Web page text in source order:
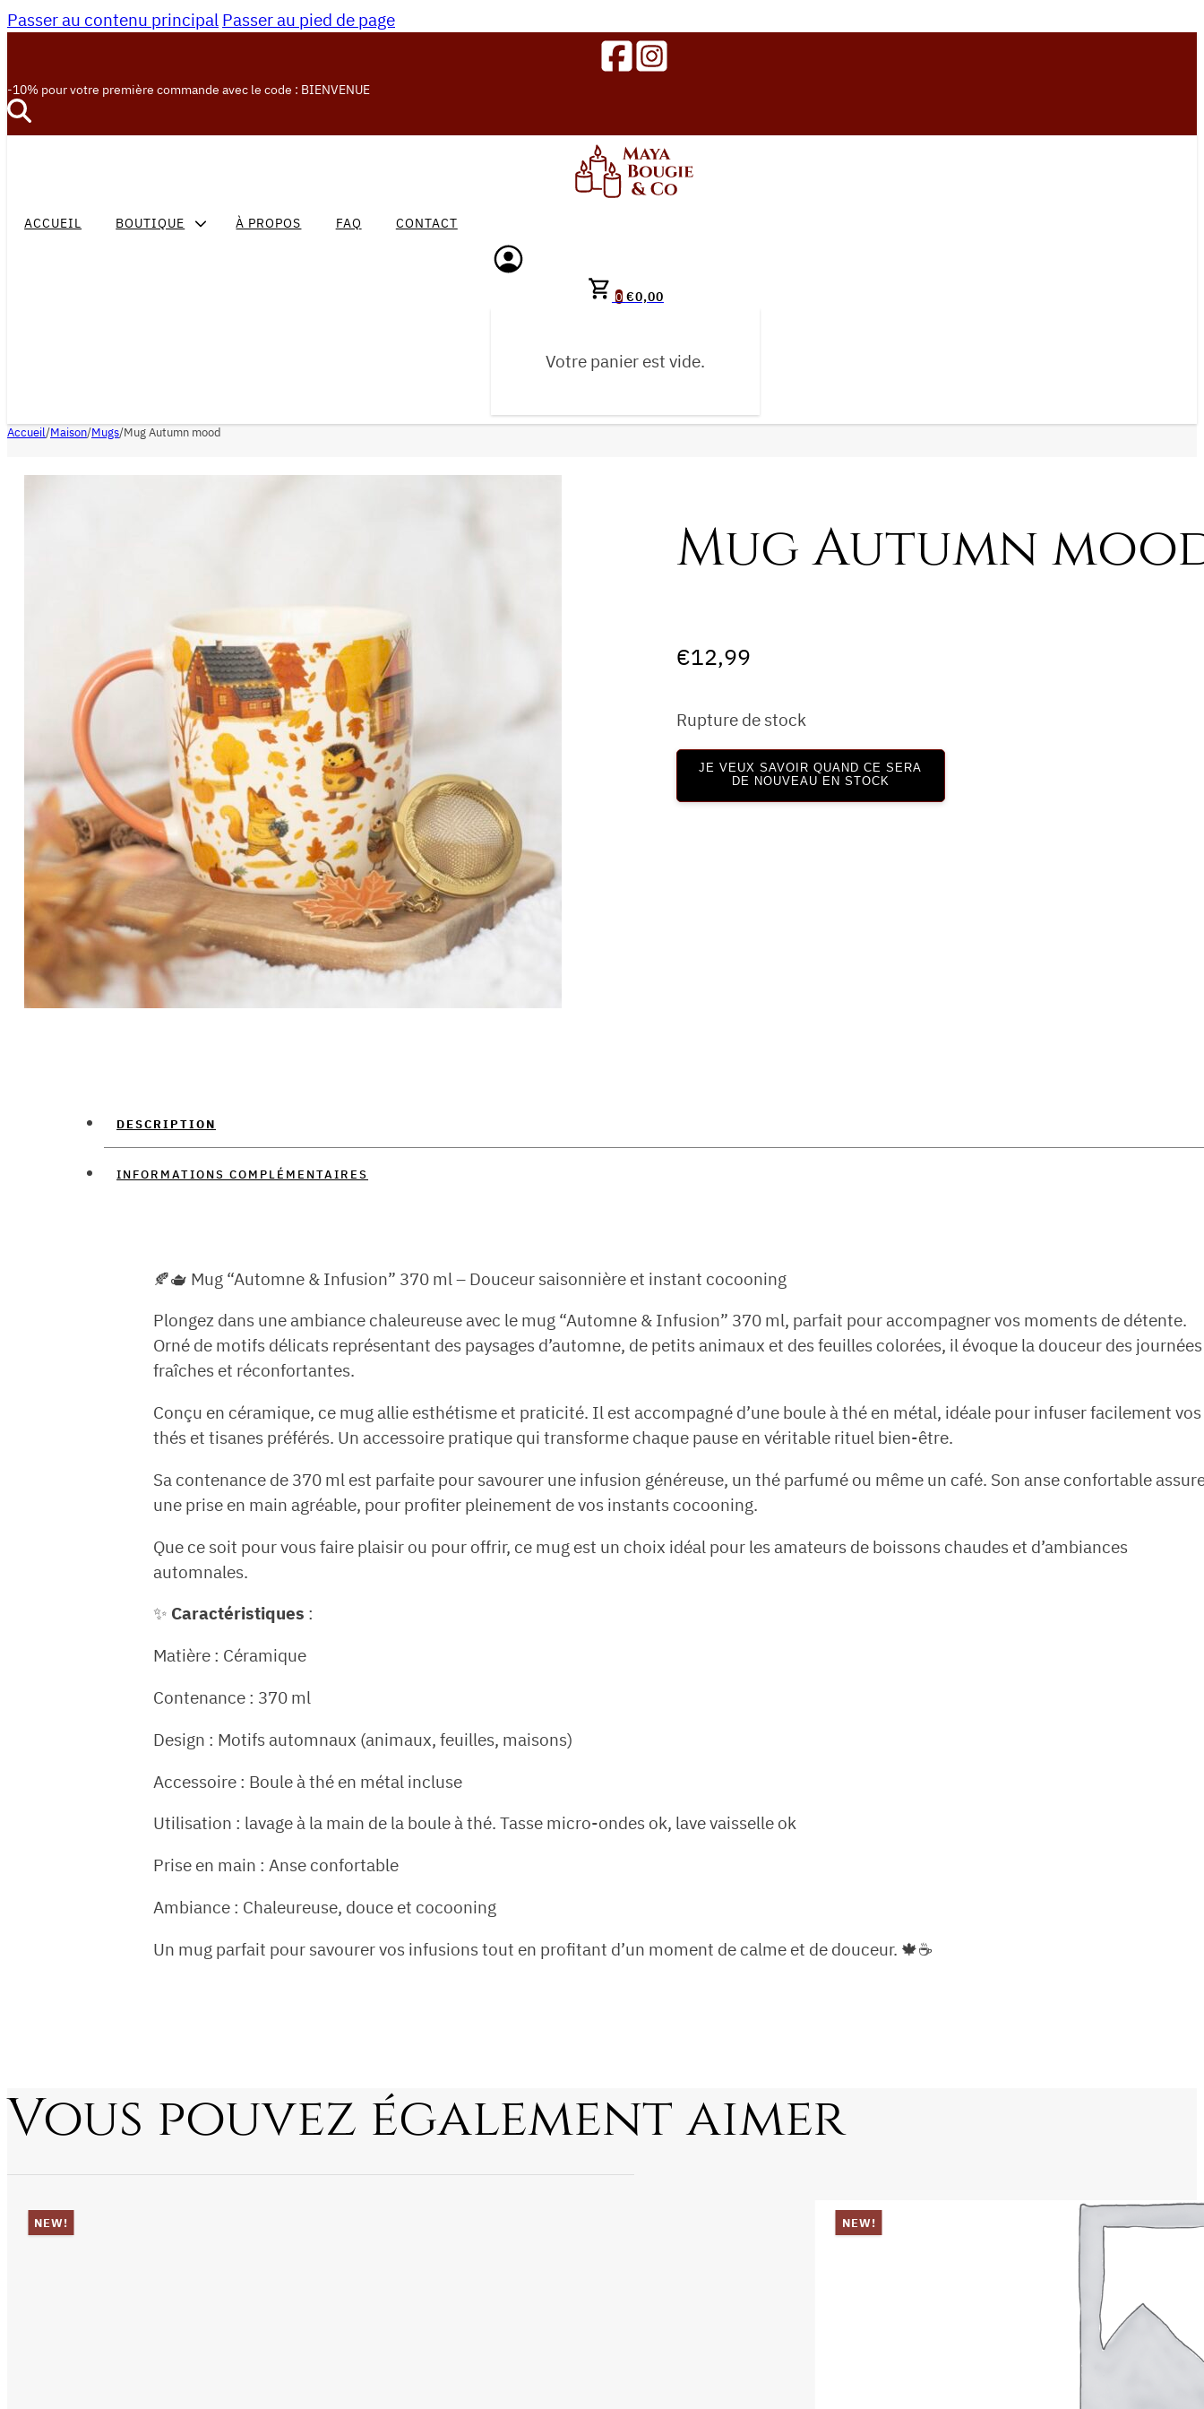
Passer au contenu principal Passer au pied de page
-10% pour votre première commande avec le code : BIENVENUE
ACCUEIL BOUTIQUE À PROPOS FAQ CONTACT
0 €0,00
Votre panier est vide.
Accueil/Maison/Mugs/Mug Autumn mood
Mug Autumn
€12,99
Rupture de stock
JE VEUX SAVOIR QUAND CE SERA
DE NOUVEAU EN STOCK
DESCRIPTION
INFORMATIONS COMPLÉMENTAIRES
🍂🫖 Mug “Automne & Infusion” 370 ml – Douceur saisonnière et instant cocooning
Plongez dans une ambiance chaleureuse avec le mug “Automne & Infusion” 370 ml, parfait pour accompagner vos moments de détente.
Orné de motifs délicats représentant des paysages d’automne, de petits animaux et des feuilles colorées, il évoque la douceur des journées
fraîches et réconfortantes.
Conçu en céramique, ce mug allie esthétisme et praticité. Il est accompagné d’une boule à thé en métal, idéale pour infuser facilement vos
thés et tisanes préférés. Un accessoire pratique qui transforme chaque pause en véritable rituel bien-être.
Sa contenance de 370 ml est parfaite pour savourer une infusion généreuse, un thé parfumé ou même un café. Son anse confortable
une prise en main agréable, pour profiter pleinement de vos instants cocooning.
Que ce soit pour vous faire plaisir ou pour offrir, ce mug est un choix idéal pour les amateurs de boissons chaudes et d’ambiances
automnales.
✨ Caractéristiques :
Matière : Céramique
Contenance : 370 ml
Design : Motifs automnaux (animaux, feuilles, maisons)
Accessoire : Boule à thé en métal incluse
Utilisation : lavage à la main de la boule à thé. Tasse micro-ondes ok, lave vaisselle ok
Prise en main : Anse confortable
Ambiance : Chaleureuse, douce et cocooning
Un mug parfait pour savourer vos infusions tout en profitant d’un moment de calme et de douceur. 🍁☕
Vous pouvez également aimer
NEW! NEW!